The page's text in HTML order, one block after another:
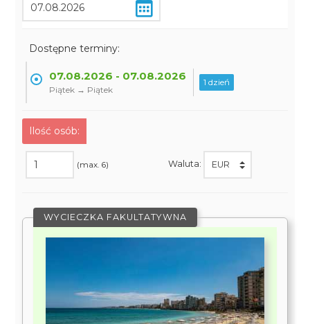
Dostępne terminy:
07.08.2026 - 07.08.2026
Piątek → Piątek
1 dzień
Ilość osób:
(max. 6) Waluta:
WYCIECZKA FAKULTATYWNA